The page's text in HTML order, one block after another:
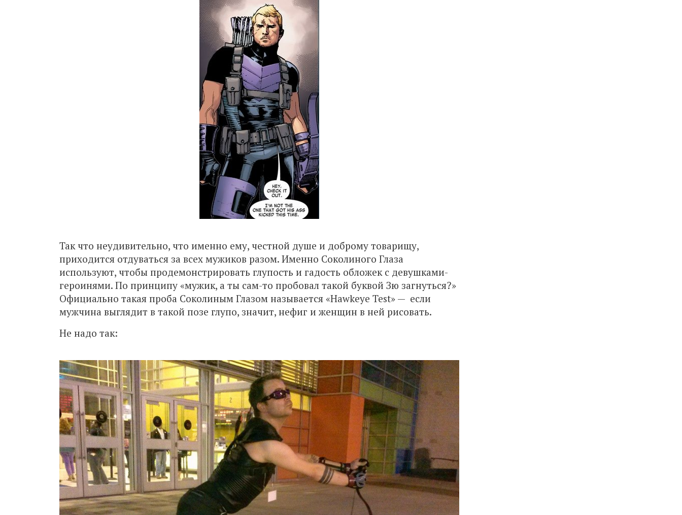
Так что неудивительно, что именно ему, честной душе и доброму товарищу,
приходится отдуваться за всех мужиков разом. Именно Соколиного Глаза
используют, чтобы продемонстрировать глупость и гадость обложек с девушками-
героинями. По принципу «мужик, а ты сам-то пробовал такой буквой Зю загнуться?»
Официально такая проба Соколиным Глазом называется «Hawkeye Test» — если
мужчина выглядит в такой позе глупо, значит, нефиг и женщин в ней рисовать.
Не надо так: